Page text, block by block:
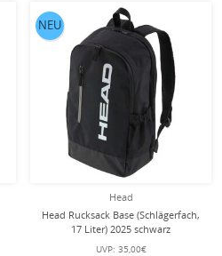
Head
Head Rucksack Base (Schlägerfach,
17 Liter) 2025 schwarz
UVP: 35,00€
NEU